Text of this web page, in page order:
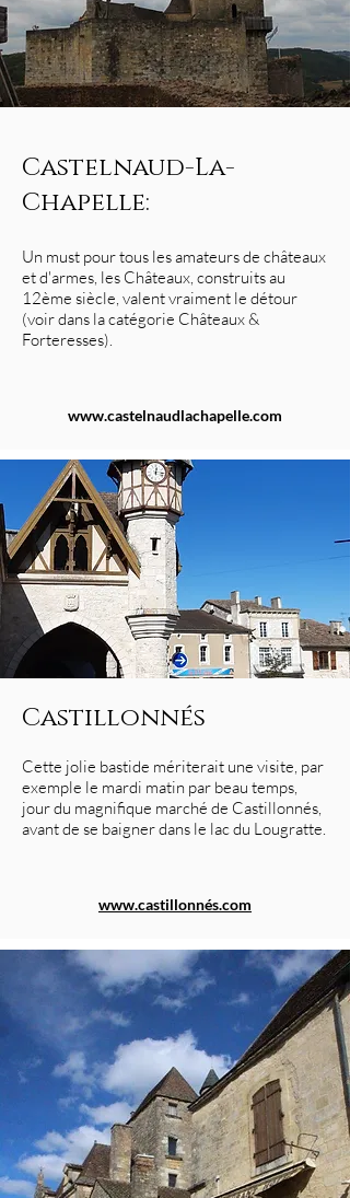
Castelnaud-La-
Chapelle:
Un must pour tous les amateurs de châteaux
et d'armes, les Châteaux, construits au
12ème siècle, valent vraiment le détour
(voir dans la catégorie Châteaux &
Forteresses).
www.castelnaudlachapelle.com
Castillonnés
Cette jolie bastide mériterait une visite, par
exemple le mardi matin par beau temps,
jour du magnifique marché de Castillonnés,
avant de se baigner dans le lac du Lougratte.
www.castillonnés.com